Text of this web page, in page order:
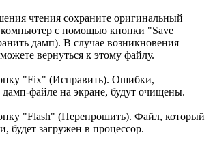
чтения сохраните оригинальный
с помощью кнопки "Save
дамп). В случае возникновения
вернуться к этому файлу.
"Fix" (Исправить). Ошибки,
файле на экране, будут очищены.
"Flash" (Перепрошить). Файл, который
будет загружен в процессор.